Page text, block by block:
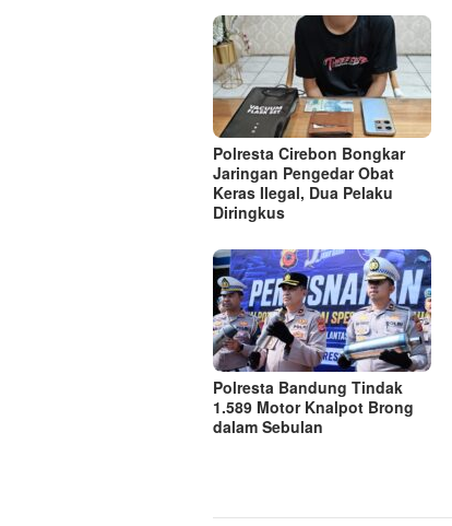
Polresta Cirebon Bongkar
Jaringan Pengedar Obat
Keras Ilegal, Dua Pelaku
Diringkus
Polresta Bandung Tindak
1.589 Motor Knalpot Brong
dalam Sebulan